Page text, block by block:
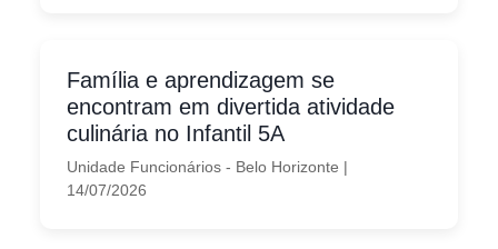
Família e aprendizagem se
encontram em divertida atividade
culinária no Infantil 5A
Unidade Funcionários - Belo Horizonte |
14/07/2026